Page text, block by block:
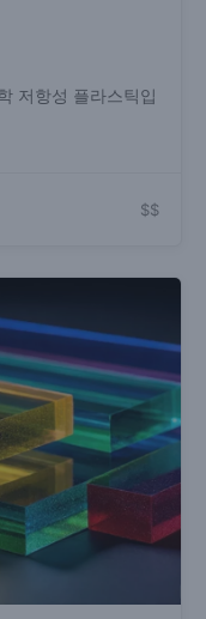
저항성 플라스틱입
$$